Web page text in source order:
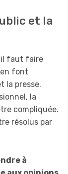
et la
il faut faire
font
la presse.
la
compliquée.
résolus par
à